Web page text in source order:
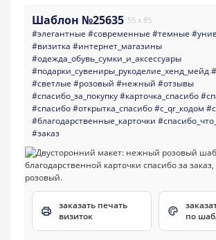
Шаблон №25635 55 x 85
#элегантные #современные #темные
#визитка #интернет_магазины
#одежда_обувь_сумки_и_аксессуары
#подарки_сувениры_рукоделие_хенд_мейд
#светлые #розовый #нежный #отзывы
#спасибо_за_покупку#карточка_спасибо
#спасибо#открытка_спасибо#с_qr_кодом
#благодарственные_карточки
#заказ
заказать печать
визиток
по